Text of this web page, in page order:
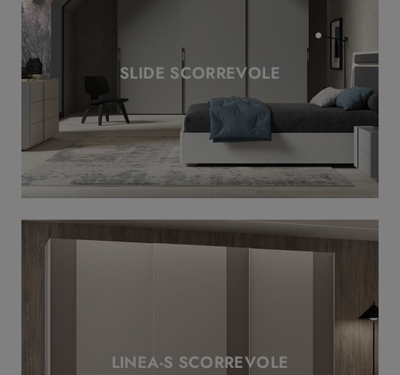
SLIDE SCORREVOLE
LINEA-S SCORREVOLE